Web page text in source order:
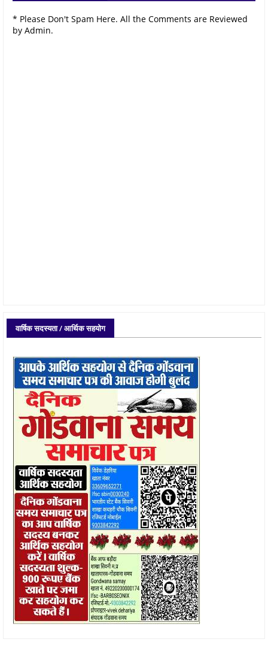
* Please Don't Spam Here. All the Comments are Reviewed
by Admin.
वार्षिक सदस्यता / आर्थिक सहयोग